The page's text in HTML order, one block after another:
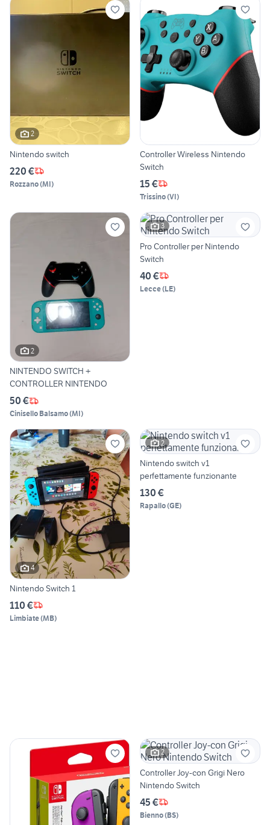
2
Nintendo switch
220 €
Rozzano(MI)
Controller Wireless Nintendo
Switch
15 €
Trissino(VI)
2
NINTENDO SWITCH +
CONTROLLER NINTENDO
50 €
Cinisello Balsamo(MI)
3
Pro Controller per Nintendo
Switch
40 €
Lecce(LE)
4
Nintendo Switch 1
110 €
Limbiate(MB)
2
Nintendo switch v1
perfettamente funzionante
130 €
Rapallo(GE)
2
Controller Joy-con Grigi Nero
Nintendo Switch
45 €
Bienno(BS)